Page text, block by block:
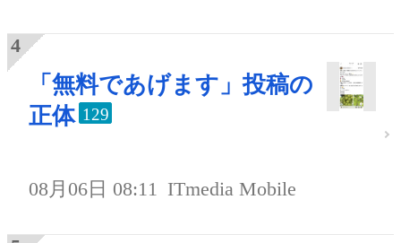
「無料であげます」投稿の
正体 129
08月06日 08:11 ITmedia Mobile